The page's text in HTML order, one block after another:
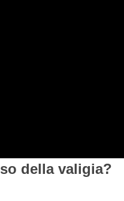
della valigia?